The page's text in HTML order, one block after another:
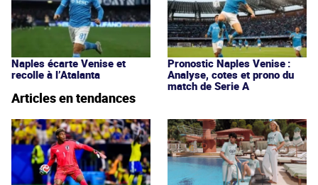
Naples écarte Venise et
recolle à l’Atalanta
Pronostic Naples Venise :
Analyse, cotes et prono du
match de Serie A
Articles en tendances